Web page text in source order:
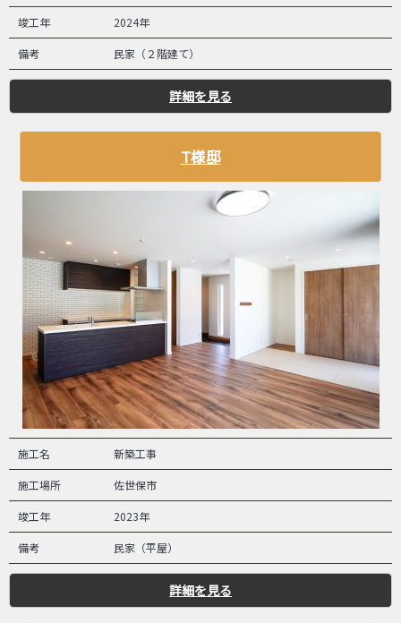
竣工年 2024年
備考 民家（２階建て）
詳細を見る
T様邸
施工名 新築工事
施工場所 佐世保市
竣工年 2023年
備考 民家（平屋）
詳細を見る